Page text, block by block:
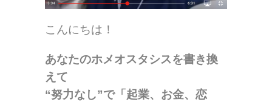
こんにちは！
あなたのホメオスタシスを書き換
えて
“努力なし”で「起業、お金、恋